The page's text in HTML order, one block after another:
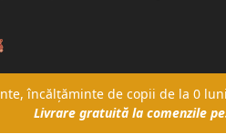
încălțăminte de copii de la 0
Livrare gratuită la comenzile